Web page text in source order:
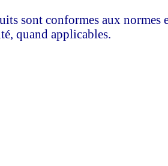
aux normes en vigueur,